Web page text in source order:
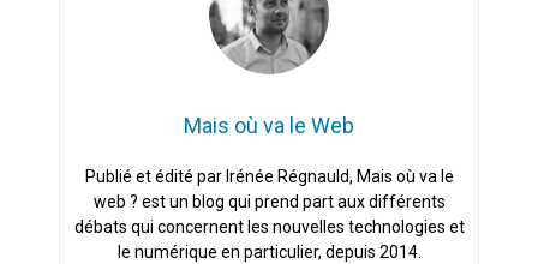
Mais où va le Web
Publié et édité par Irénée Régnauld, Mais où va le
web ? est un blog qui prend part aux différents
débats qui concernent les nouvelles technologies et
le numérique en particulier, depuis 2014.